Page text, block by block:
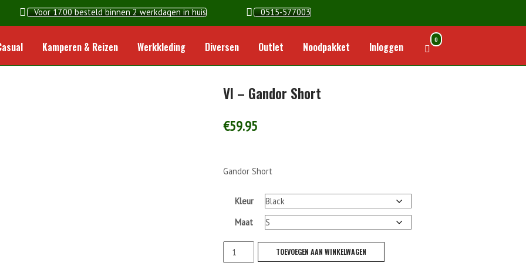
Voor 17.00 besteld binnen 2 werkdagen in huis 0515-577003
Home
Kamperen & Reizen Werkkleding Diversen Outlet Noodpakket Inloggen
Winkelwagen
0
VI – Gandor Short
€59.95
Gandor Short
Kleur
Maat
TOEVOEGEN AAN WINKELWAGEN